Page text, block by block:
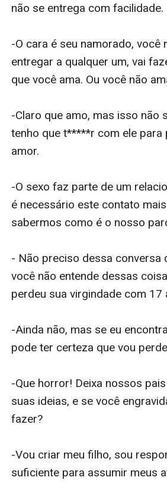
não se entrega com facilidade.
-O cara é seu namorado, você
entregar a qualquer um, vai
que você ama. Ou você não
-Claro que amo, mas isso não
tenho que t*****r com ele para
amor.
-O sexo faz parte de um
é necessário este contato
sabermos como é o nosso
- Não preciso dessa conversa
você não entende dessas
perdeu sua virgindade com 17
-Ainda não, mas se eu
pode ter certeza que vou
-Que horror! Deixa nossos
suas ideias, e se você
fazer?
-Vou criar meu filho, sou
suficiente para assumir meus